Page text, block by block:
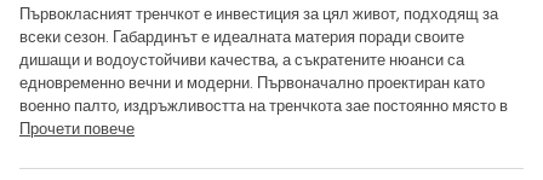
Първокласният тренчкот е инвестиция за цял живот, подходящ за
всеки сезон. Габардинът е идеалната материя поради своите
дишащи и водоустойчиви качества, а съкратените нюанси са
едновременно вечни и модерни. Първоначално проектиран като
военно палто, издръжливостта на тренчкота зае постоянно място в
Прочети повече